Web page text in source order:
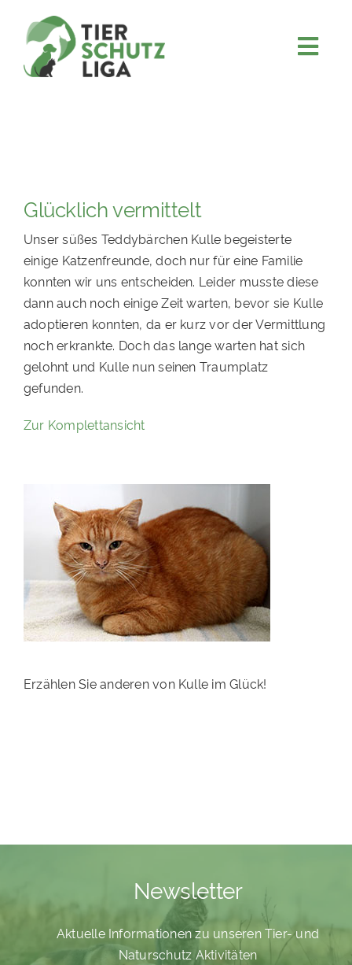
content
FÖRDERN & VERERBEN
KOOPERATIONEN
4KIDS
TIERHEIMTIERE
TIERHEIME
PATENSCHAFTEN
Glücklich vermittelt
Unser süßes Teddybärchen Kulle begeisterte
einige Katzenfreunde, doch nur für eine Familie
konnten wir uns entscheiden. Leider musste diese
dann auch noch einige Zeit warten, bevor sie Kulle
adoptieren konnten, da er kurz vor der Vermittlung
noch erkrankte. Doch das lange warten hat sich
gelohnt und Kulle nun seinen Traumplatz
gefunden.
Zur Komplettansicht
Erzählen Sie anderen von Kulle im Glück!
Newsletter
Aktuelle Informationen zu unseren Tier- und
Naturschutz Aktivitäten